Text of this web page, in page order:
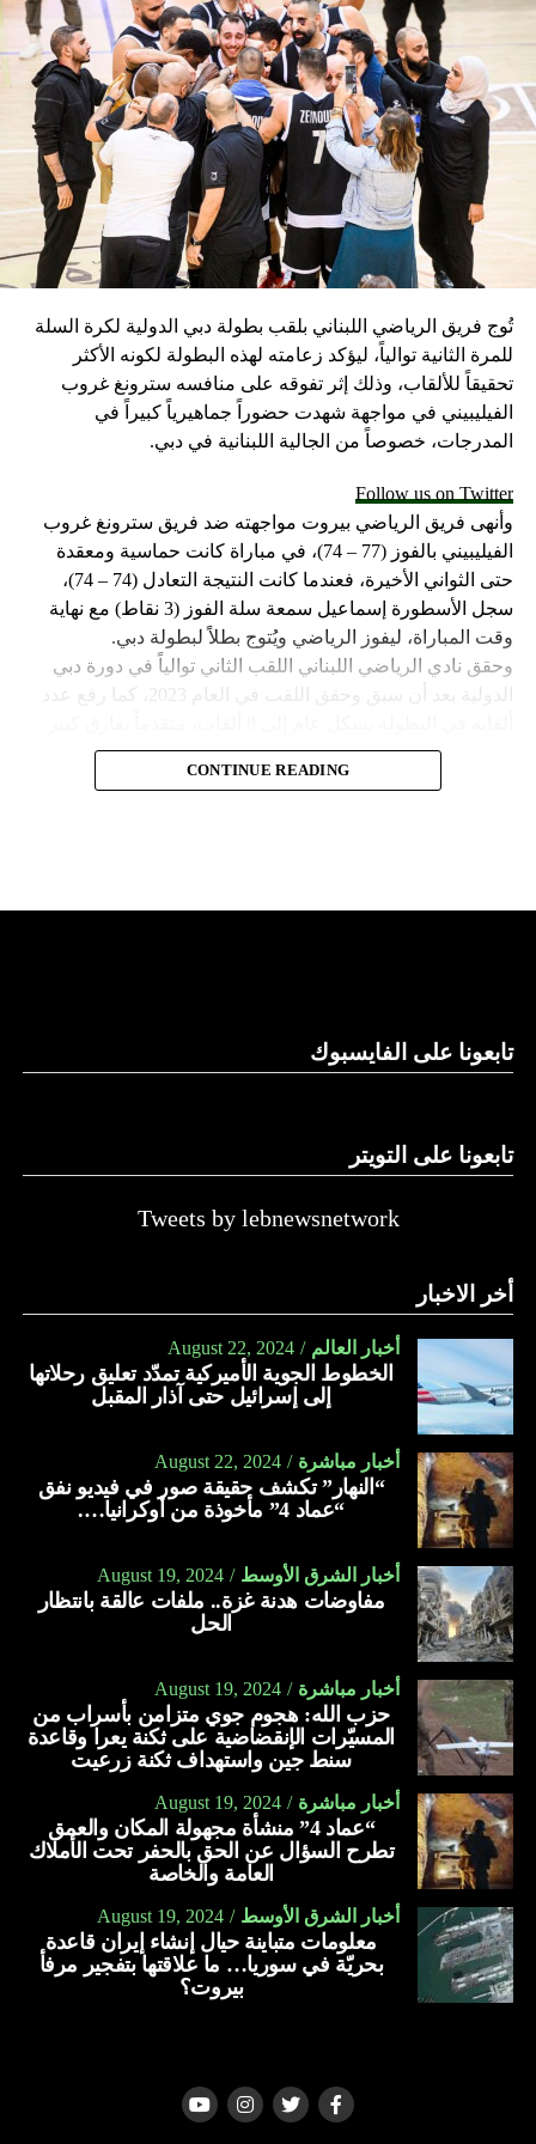
إذ يؤكد مجلس إدارة الاتحاد المصري لكرة القدم علي أنه
جزء من نسيج الشعب المصري ويشعرون بما تشعر به
الجماهير المصرية، فإن المجلس بصدد عقد اجتماع يوم
الأحد الموافق 4 / 2 / 2024 لدراسة التقارير الفنية
والطبية والإدارية وتقرير رئيس البعثة والمشرف على
المنتخب لاتخاذ القرارات المناسبة.
لن يدخر الاتحاد أي جهد أو فكر لاتخاذ كل ما هو ممكن
ومناسب لمصلحة المنتخبات الوطنية في الفترة المقبلة.
سكاي نيوز
تُوج فريق الرياضي اللبناني بلقب بطولة دبي الدولية لكرة السلة
للمرة الثانية توالياً، ليؤكد زعامته لهذه البطولة لكونه الأكثر
تحقيقاً للألقاب، وذلك إثر تفوقه على منافسه سترونغ غروب
الفيليبيني في مواجهة شهدت حضوراً جماهيرياً كبيراً في
المدرجات، خصوصاً من الجالية اللبنانية في دبي.
Follow us on Twitter
وأنهى فريق الرياضي بيروت مواجهته ضد فريق سترونغ غروب
الفيليبيني بالفوز (77 – 74)، في مباراة كانت حماسية ومعقدة
حتى الثواني الأخيرة، فعندما كانت النتيجة التعادل (74 – 74)،
سجل الأسطورة إسماعيل سمعة سلة الفوز (3 نقاط) مع نهاية
وقت المباراة، ليفوز الرياضي ويُتوج بطلاً لبطولة دبي.
وحقق نادي الرياضي اللبناني اللقب الثاني توالياً في دورة دبي
الدولية بعد أن سبق وحقق اللقب في العام 2023، كما رفع عدد
عن صاحب المركز الثاني مهرام الإيراني الذي حقق لقبين في
البطولة وخلفهما فريق مايتي سبورت الفيليبيني الذي حقق لقباً
CONTINUE READING
تابعونا على الفايسبوك
تابعونا على التويتر
Tweets by lebnewsnetwork
أخر الاخبار
أخبار العالم August 22, 2024
الخطوط الجوية الأميركية تمدّد تعليق رحلاتها
إلى إسرائيل حتى آذار المقبل
أخبار مباشرة August 22, 2024
“النهار” تكشف حقيقة صور في فيديو نفق
“عماد 4” مأخوذة من أوكرانيا….
أخبار الشرق الأوسط August 19, 2024
مفاوضات هدنة غزة.. ملفات عالقة بانتظار
الحل
أخبار مباشرة August 19, 2024
حزب الله: هجوم جوي متزامن بأسراب من
المسيّرات الإنقضاضية على ثكنة يعرا وقاعدة
سنط جين واستهداف ثكنة زرعيت
أخبار مباشرة August 19, 2024
“عماد 4” منشأة مجهولة المكان والعمق
تطرح السؤال عن الحق بالحفر تحت الأملاك
العامة والخاصة
أخبار الشرق الأوسط August 19, 2024
معلومات متباينة حيال إنشاء إيران قاعدة
بحريّة في سوريا… ما علاقتها بتفجير مرفأ
بيروت؟